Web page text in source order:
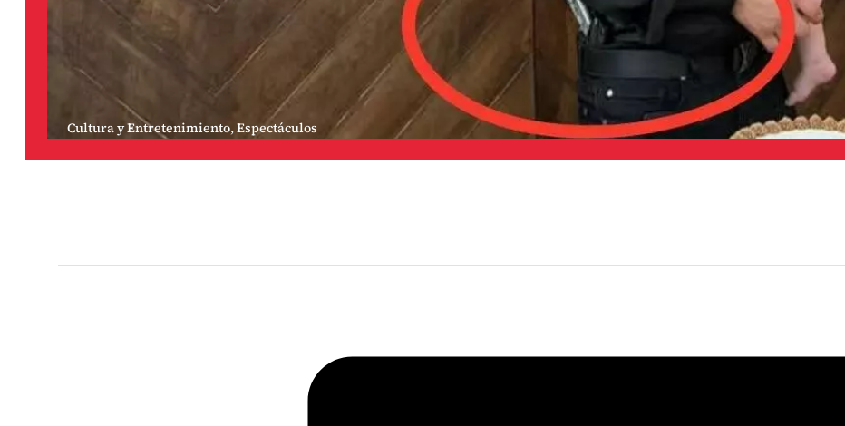
Cultura y Entretenimiento,Espectáculos